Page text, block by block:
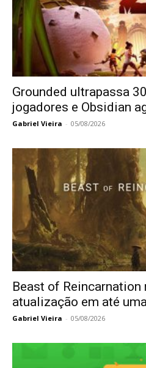
Grounded ultrapassa
jogadores e Obsidian
Gabriel Vieira - 05/08/2026
Beast of Reincarnation
atualização em até
Gabriel Vieira - 05/08/2026